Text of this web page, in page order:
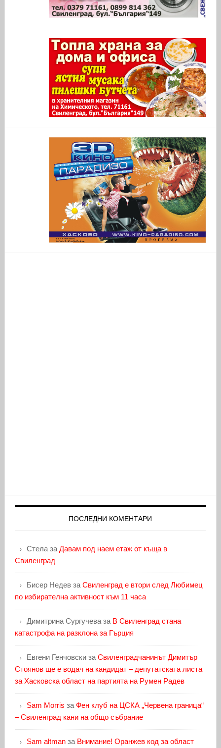
ПОСЛЕДНИ КОМЕНТАРИ
Стелаза Давам под наем етаж от къща в
Свиленград
Бисер Недевза Свиленград е втори след Любимец
по избирателна активност към 11 часа
Димитрина Сургучеваза В Свиленград стана
катастрофа на разклона за Гърция
Евгени Генчовскиза Свиленградчанинът Димитър
Стоянов ще е водач на кандидат – депутатската листа
за Хасковска област на партията на Румен Радев
Sam Morris за Фен клуб на ЦСКА „Червена граница“
– Свиленград кани на общо събрание
Sam altmanза Внимание! Оранжев код за област